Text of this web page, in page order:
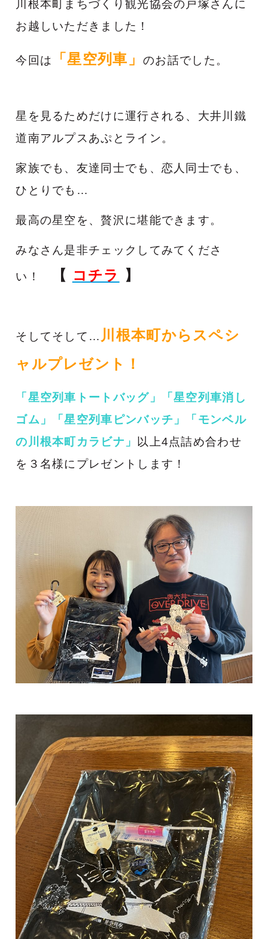
川根本町まちづくり観光協会の戸塚さんに
お越しいただきました！
今回は 「星空列車」 のお話でした。
星を見るためだけに運行される、大井川鐵
道南アルプスあぷとライン。
家族でも、友達同士でも、恋人同士でも、
ひとりでも…
最高の星空を、贅沢に堪能できます。
みなさん是非チェックしてみてくださ
い！ 【 コチラ 】
そしてそして… 川根本町からスペシ
ャルプレゼント！
「星空列車トートバッグ」「星空列車消し
ゴム」「星空列車ピンバッチ」「モンベル
の川根本町カラビナ」
以上4点詰め合わせ
を３名様にプレゼントします！